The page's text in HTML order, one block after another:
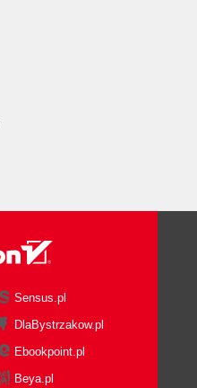
Sensus.pl
DlaBystrzakow.pl
Ebookpoint.pl
Beya.pl